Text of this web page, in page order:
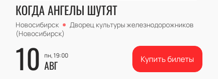
КОГДА АНГЕЛЫ ШУТЯТ
Новосибирск
Дворец культуры железнодорожников
(Новосибирск)
10 пн, 19:00
АВГ Купить билеты